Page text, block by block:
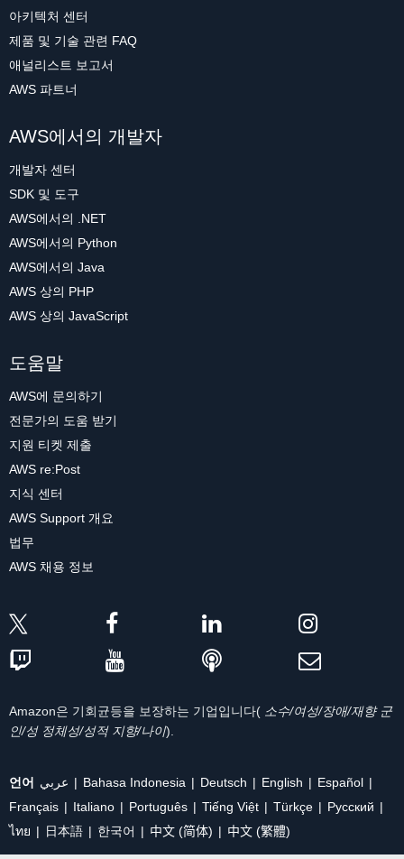
아키텍처 센터
제품 및 기술 관련 FAQ
애널리스트 보고서
AWS 파트너
AWS에서의 개발자
개발자 센터
SDK 및 도구
AWS에서의 .NET
AWS에서의 Python
AWS에서의 Java
AWS 상의 PHP
AWS 상의 JavaScript
도움말
AWS에 문의하기
전문가의 도움 받기
지원 티켓 제출
AWS re:Post
지식 센터
AWS Support 개요
법무
AWS 채용 정보
Amazon은 기회균등을 보장하는 기업입니다( 소수/여성/장애/재향 군
인/성 정체성/성적 지향/나이).
언어 عربي Bahasa Indonesia Deutsch English
Español
Français
Italiano Português Tiếng Việt Türkçe
Ρусский
ไทย
日本語 한국어 中文 (简体) 中文 (繁體)